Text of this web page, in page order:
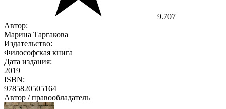
9.707
Автор:
Марина Таргакова
Издательство:
Философская книга
Дата издания:
2019
ISBN:
9785820505164
Автор / правообладатель